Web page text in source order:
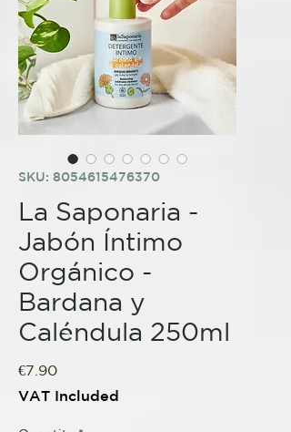
SKU: 8054615476370
La Saponaria -
Jabón Íntimo
Orgánico -
Bardana y
Caléndula 250ml
€7.90Price
VAT Included